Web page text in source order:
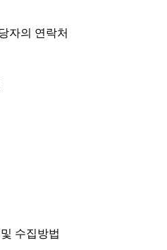
자의 연락처
수집방법